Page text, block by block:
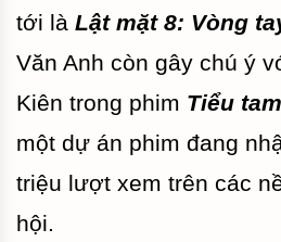
tới là Lật mặt 8: Vòng
Văn Anh còn gây chú ý
Kiên trong phim Tiểu
một dự án phim đang
triệu lượt xem trên các
hội.